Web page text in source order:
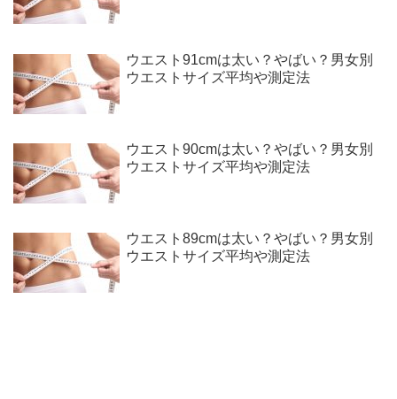
ウエスト91cmは太い？やばい？男女別
ウエストサイズ平均や測定法
ウエスト90cmは太い？やばい？男女別
ウエストサイズ平均や測定法
ウエスト89cmは太い？やばい？男女別
ウエストサイズ平均や測定法